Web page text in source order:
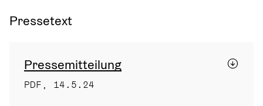
Pressetext
Pressemitteilung
PDF, 14.5.24